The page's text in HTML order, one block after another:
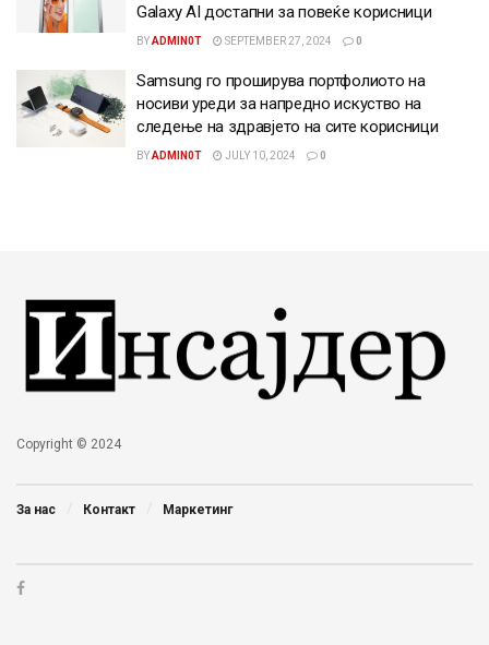
Galaxy AI достапни за повеќе корисници
BYADMIN0T SEPTEMBER 27, 2024 0
Samsung го проширува портфолиото на
носиви уреди за напредно искуство на
следење на здравјето на сите корисници
BYADMIN0T JULY 10, 2024 0
Copyright © 2024
За нас Контакт Маркетинг